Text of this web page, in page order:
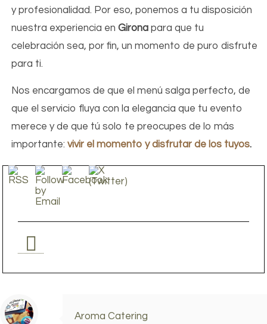
y profesionalidad. Por eso, ponemos a tu disposición
nuestra experiencia enGirona para que tu
celebración sea, por fin, un momento de puro disfrute
para ti.
Nos encargamos de que el menú salga perfecto, de
que el servicio fluya con la elegancia que tu evento
merece y de que tú solo te preocupes de lo más
importante:vivir el momento y disfrutar de los tuyos.
Aroma Catering